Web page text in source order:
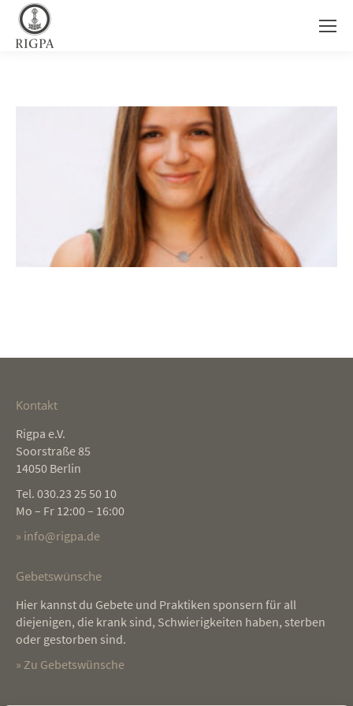
Kontakt
Rigpa e.V.
Soorstraße 85
14050 Berlin
Tel. 030.23 25 50 10
Mo – Fr 12:00 – 16:00
» info@rigpa.de
Gebetswünsche
Hier kannst du Gebete und Praktiken sponsern für all
diejenigen, die krank sind, Schwierigkeiten haben, sterben
oder gestorben sind.
» Zu Gebetswünsche